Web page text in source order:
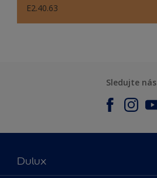
E2.40.63
Sledujte nás
Dulux